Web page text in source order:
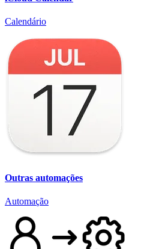
Calendário
Outras automações
Automação